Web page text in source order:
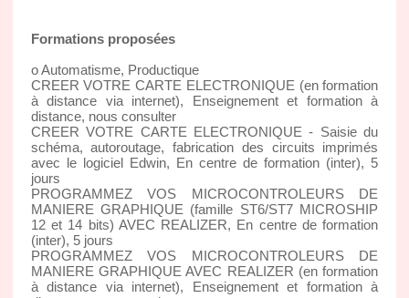
Formations proposées
o Automatisme, Productique
CREER VOTRE CARTE ELECTRONIQUE (en formation
à distance via internet), Enseignement et formation à
distance, nous consulter
CREER VOTRE CARTE ELECTRONIQUE - Saisie du
schéma, autoroutage, fabrication des circuits imprimés
avec le logiciel Edwin, En centre de formation (inter), 5
jours
PROGRAMMEZ VOS MICROCONTROLEURS DE
MANIERE GRAPHIQUE (famille ST6/ST7 MICROSHIP
12 et 14 bits) AVEC REALIZER, En centre de formation
(inter), 5 jours
PROGRAMMEZ VOS MICROCONTROLEURS DE
MANIERE GRAPHIQUE AVEC REALIZER (en formation
à distance via internet), Enseignement et formation à